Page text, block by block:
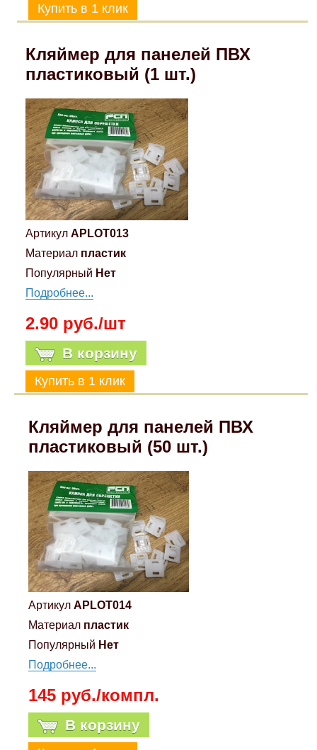
Кляймер для панелей ПВХ
пластиковый (1 шт.)
Артикул APLOT013
Материал пластик
Популярный Нет
Подробнее...
2.90 руб./шт
В корзину
Кляймер для панелей ПВХ
пластиковый (50 шт.)
Артикул APLOT014
Материал пластик
Популярный Нет
Подробнее...
145 руб./компл.
В корзину